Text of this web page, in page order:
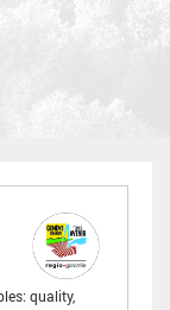
quality,